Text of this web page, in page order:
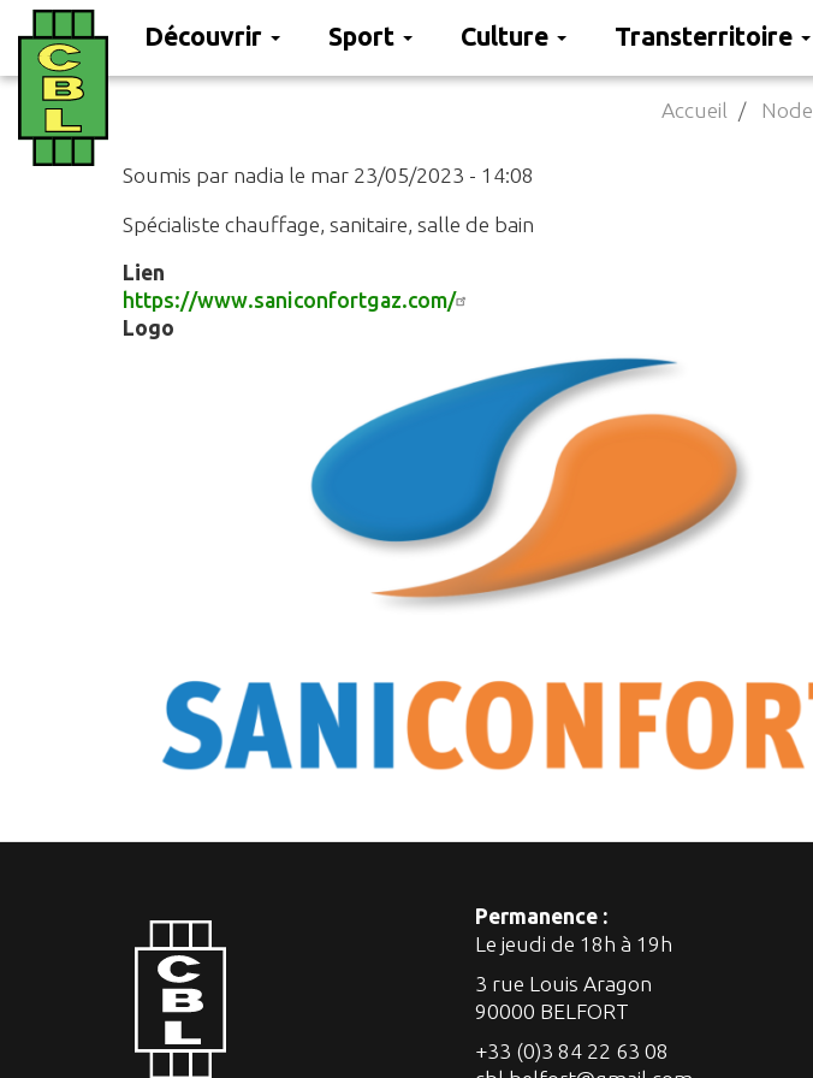
contenu
Découvrir Sport Culture Transterritoire
Accueil Node
Soumis par nadia le mar 23/05/2023 - 14:08
Spécialiste chauffage, sanitaire, salle de bain
Lien
https://www.saniconfortgaz.com/
Logo
Permanence :
Le jeudi de 18h à 19h
3 rue Louis Aragon
90000 BELFORT
+33 (0)3 84 22 63 08